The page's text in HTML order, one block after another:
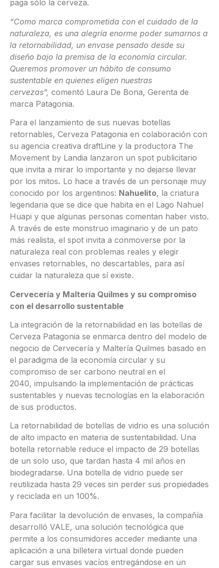
paga sólo la cerveza.
“Como marca comprometida con el cuidado de la
naturaleza, es una alegría enorme poder sumarnos a
la retornabilidad, un envase pensado desde su
diseño bajo la premisa de la economía circular.
Queremos promover un hábito de consumo
sustentable en quienes eligen nuestras
cervezas”, comentó Laura De Bona, Gerenta de
marca Patagonia.
Para el lanzamiento de sus nuevas botellas
retornables, Cerveza Patagonia en colaboración con
su agencia creativa draftLine y la productora The
Movement by Landia lanzaron un spot publicitario
que invita a mirar lo importante y no dejarse llevar
por los mitos. Lo hace a través de un personaje muy
conocido por los argentinos: Nahuelito, la criatura
legendaria que se dice que habita en el Lago Nahuel
Huapi y que algunas personas comentan haber visto.
A través de este monstruo imaginario y de un pato
más realista, el spot invita a conmoverse por la
naturaleza real con problemas reales y elegir
envases retornables, no descartables, para así
cuidar la naturaleza que sí existe.
Cervecería y Maltería Quilmes y su compromiso
con el desarrollo sustentable
La integración de la retornabilidad en las botellas de
Cerveza Patagonia se enmarca dentro del modelo de
negocio de Cervecería y Maltería Quilmes basado en
el paradigma de la economía circular y su
compromiso de ser carbono neutral en el
2040, impulsando la implementación de prácticas
sustentables y nuevas tecnologías en la elaboración
de sus productos.
La retornabilidad de botellas de vidrio es una solución
de alto impacto en materia de sustentabilidad. Una
botella retornable reduce el impacto de 29 botellas
de un solo uso, que tardan hasta 4 mil años en
biodegradarse. Una botella de vidrio puede ser
reutilizada hasta 29 veces sin perder sus propiedades
y reciclada en un 100%.
Para facilitar la devolución de envases, la compañía
desarrolló VALE, una solución tecnológica que
permite a los consumidores acceder mediante una
aplicación a una billetera virtual donde pueden
cargar sus envases vacíos entregándose en un